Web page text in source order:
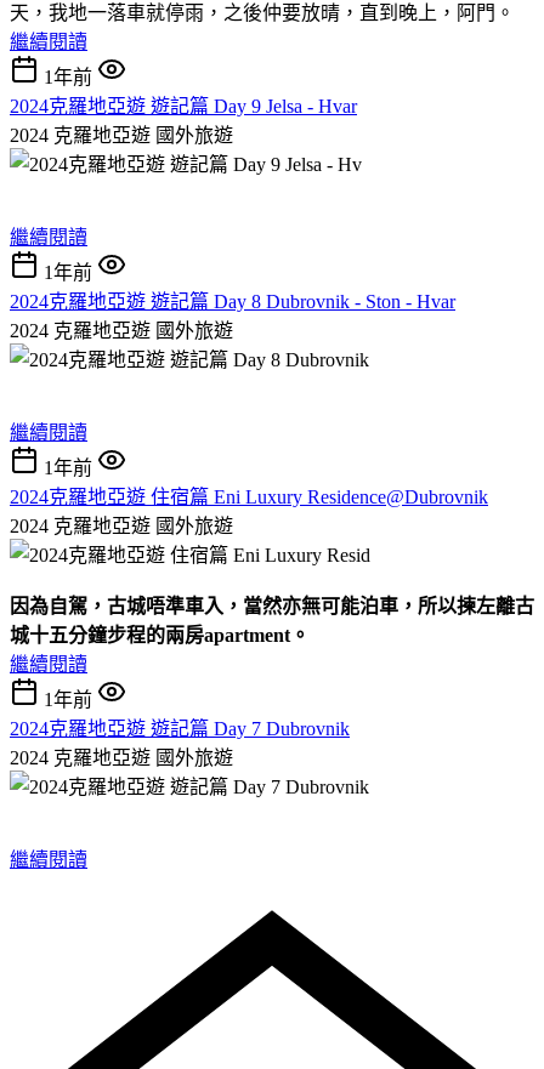
天，我地一落車就停雨，之後仲要放晴，直到晚上，阿門。
繼續閱讀
1年前
2024克羅地亞遊 遊記篇 Day 9 Jelsa - Hvar
2024 克羅地亞遊 國外旅遊
繼續閱讀
1年前
2024克羅地亞遊 遊記篇 Day 8 Dubrovnik - Ston - Hvar
2024 克羅地亞遊 國外旅遊
繼續閱讀
1年前
2024克羅地亞遊 住宿篇 Eni Luxury Residence@Dubrovnik
2024 克羅地亞遊 國外旅遊
因為自駕，古城唔準車入，當然亦無可能泊車，所以揀左離古
城十五分鐘步程的兩房apartment 。
繼續閱讀
1年前
2024克羅地亞遊 遊記篇 Day 7 Dubrovnik
2024 克羅地亞遊 國外旅遊
繼續閱讀